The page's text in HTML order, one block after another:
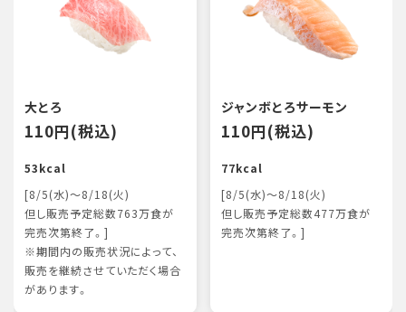
大とろ
110円(税込)
53kcal
[8/5(水)～8/18(火)
但し販売予定総数763万食が
完売次第終了。]
※期間内の販売状況によって、
販売を継続させていただく場合
があります。
ジャンボとろサーモン
110円(税込)
77kcal
[8/5(水)～8/18(火)
但し販売予定総数477万食が
完売次第終了。]